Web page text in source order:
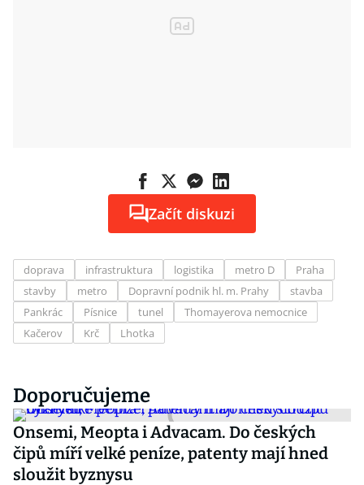
Začít diskuzi
doprava infrastruktura logistika metro D
Praha
stavby
metro Dopravní podnik hl. m. Prahy
stavba
Pankrác
Písnice tunel
Thomayerova nemocnice
Kačerov
Krč Lhotka
Doporučujeme
Onsemi, Meopta i Advacam. Do českých
čipů míří velké peníze, patenty mají hned
sloužit byznysu